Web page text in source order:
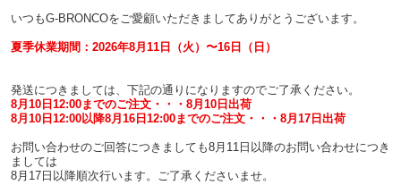
いつもG-BRONCOをご愛顧いただきましてありがとうございます。
夏季休業期間：2026年8月11日（火）〜16日（日）
発送につきましては、下記の通りになりますのでご了承ください。
8月10日12:00までのご注文・・・8月10日出荷
8月10日12:00以降8月16日12:00までのご注文・・・8月17日出荷
お問い合わせのご回答につきましても8月11日以降のお問い合わせにつき
ましては
8月17日以降順次行います。ご了承くださいませ。